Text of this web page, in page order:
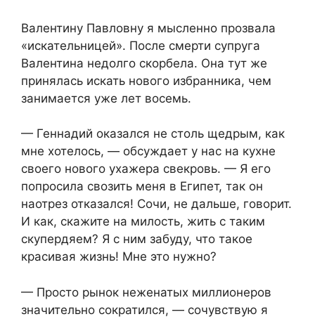
Валентину Павловну я мысленно прозвала
«искательницей». После смерти супруга
Валентина недолго скорбела. Она тут же
принялась искать нового избранника, чем
занимается уже лет восемь.
— Геннадий оказался не столь щедрым, как
мне хотелось, — обсуждает у нас на кухне
своего нового ухажера свекровь. — Я его
попросила свозить меня в Египет, так он
наотрез отказался! Сочи, не дальше, говорит.
И как, скажите на милость, жить с таким
скупердяем? Я с ним забуду, что такое
красивая жизнь! Мне это нужно?
— Просто рынок неженатых миллионеров
значительно сократился, — сочувствую я